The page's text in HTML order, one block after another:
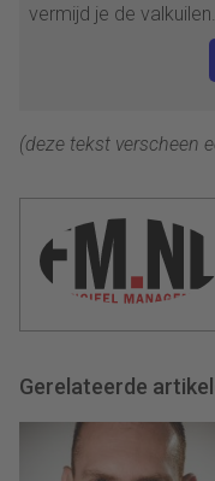
vermijd je de valkuilen.
(deze tekst verscheen
Gerelateerde